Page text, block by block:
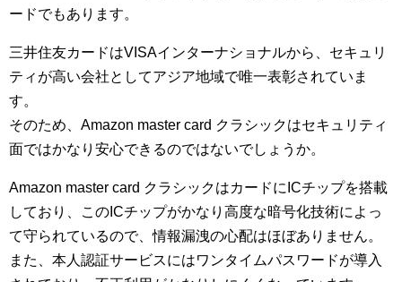
ードでもあります。
三井住友カードはVISAインターナショナルから、セキュリ
ティが高い会社としてアジア地域で唯一表彰されていま
す。
そのため、Amazon master card クラシックはセキュリティ
面ではかなり安心できるのではないでしょうか。
Amazon master card クラシックはカードにICチップを搭載
しており、このICチップがかなり高度な暗号化技術によっ
て守られているので、情報漏洩の心配はほぼありません。
また、本人認証サービスにはワンタイムパスワードが導入